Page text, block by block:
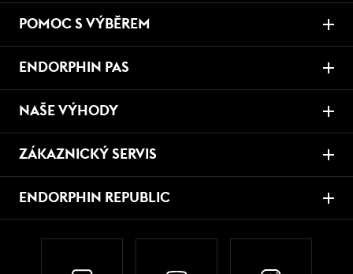
POMOC S VÝBĚREM
ENDORPHIN PAS
NAŠE VÝHODY
ZÁKAZNICKÝ SERVIS
ENDORPHIN REPUBLIC